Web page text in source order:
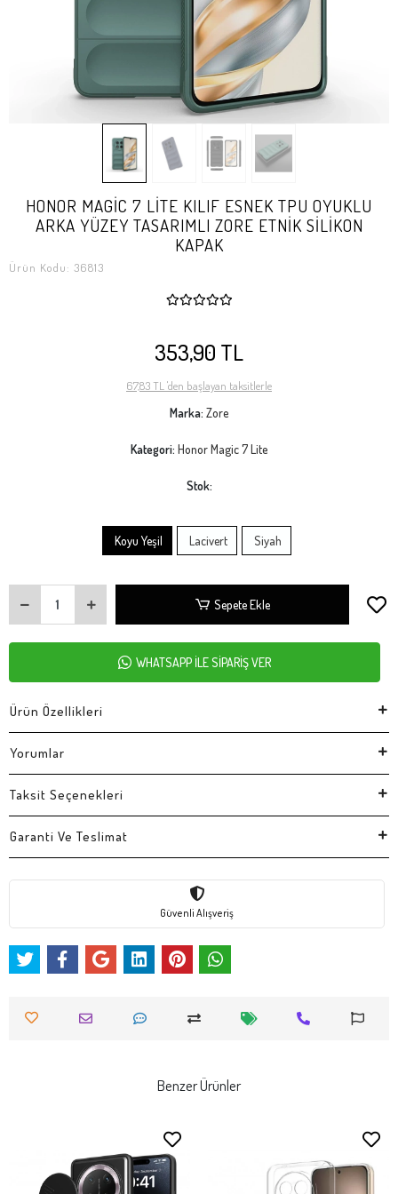
HONOR MAGİC 7 LİTE KILIF ESNEK TPU OYUKLU
ARKA YÜZEY TASARIMLI ZORE ETNİK SİLİKON
KAPAK
Ürün Kodu: 36813
353,90 TL
67,83 TL 'den başlayan taksitlerle
Marka: Zore
Kategori: Honor Magic 7 Lite
Stok:
Koyu Yeşil Lacivert Siyah
Sepete Ekle
WHATSAPP İLE SİPARİŞ VER
Ürün Özellikleri
Yorumlar
Taksit Seçenekleri
Garanti Ve Teslimat
Güvenli Alışveriş
Benzer Ürünler